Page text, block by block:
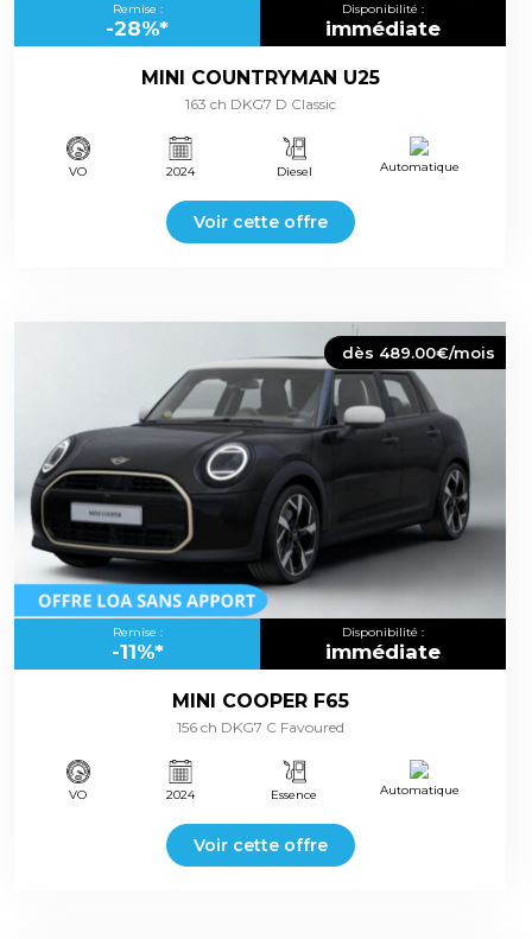
Remise :
-28%*
Disponibilité :
immédiate
MINI COUNTRYMAN U25
163 ch DKG7 D Classic
VO 2024 Diesel Automatique
Voir cette offre
dès 489.00€/mois
Remise :
-11%*
Disponibilité :
immédiate
MINI COOPER F65
156 ch DKG7 C Favoured
VO 2024 Essence Automatique
Voir cette offre